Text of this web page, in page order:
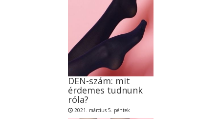
DEN-szám: mit
érdemes tudnunk
róla?
2021. március 5. péntek